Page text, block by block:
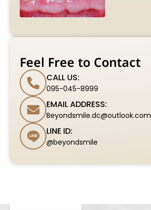
Feel Free to Contact
CALL US:
095-045-8999
EMAIL ADDRESS:
Beyondsmile.dc@outlook.com
LINE ID:
@beyondsmile